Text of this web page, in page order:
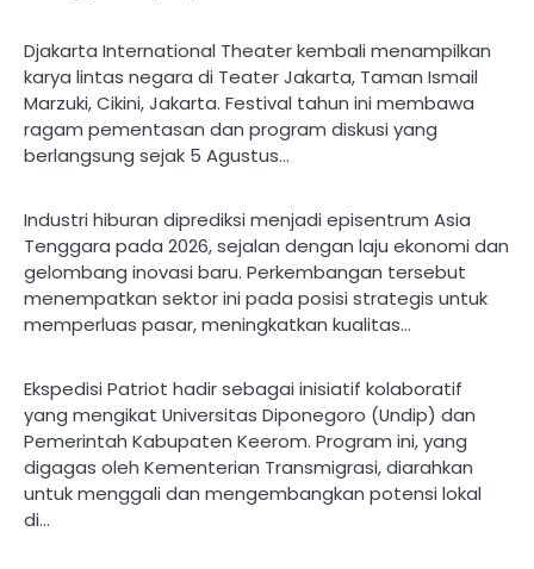
Djakarta International Theater kembali menampilkan
karya lintas negara di Teater Jakarta, Taman Ismail
Marzuki, Cikini, Jakarta. Festival tahun ini membawa
ragam pementasan dan program diskusi yang
berlangsung sejak 5 Agustus…
Industri hiburan diprediksi menjadi episentrum Asia
Tenggara pada 2026, sejalan dengan laju ekonomi dan
gelombang inovasi baru. Perkembangan tersebut
menempatkan sektor ini pada posisi strategis untuk
memperluas pasar, meningkatkan kualitas…
Ekspedisi Patriot hadir sebagai inisiatif kolaboratif
yang mengikat Universitas Diponegoro (Undip) dan
Pemerintah Kabupaten Keerom. Program ini, yang
digagas oleh Kementerian Transmigrasi, diarahkan
untuk menggali dan mengembangkan potensi lokal
di…